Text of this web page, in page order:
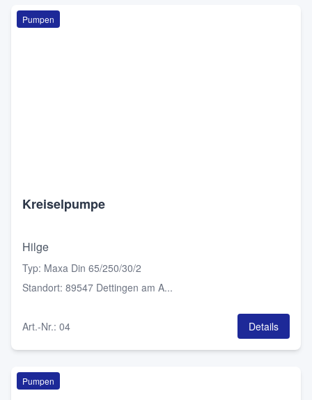
Pumpen
Kreiselpumpe
Hilge
Typ: Maxa Din 65/250/30/2
Standort: 89547 Dettingen am A...
Art.-Nr.: 04 Details
Pumpen